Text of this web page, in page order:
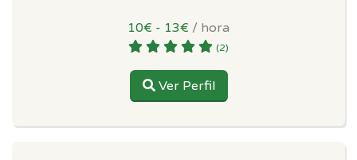
10€ - 13€ / hora
(2)
Ver Perfil